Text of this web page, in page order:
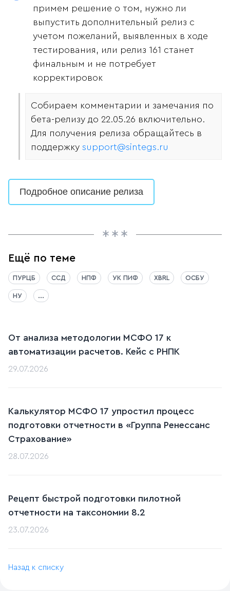
примем решение о том, нужно ли
выпустить дополнительный релиз с
учетом пожеланий, выявленных в ходе
тестирования, или релиз 161 станет
финальным и не потребует
корректировок
Собираем комментарии и замечания по
бета-релизу до 22.05.26 включительно.
Для получения релиза обращайтесь в
поддержку support@sintegs.ru
Подробное описание релиза
Ещё по теме
ПУРЦБ ССД НПФ УК ПИФ XBRL ОСБУ
НУ ...
От анализа методологии МСФО 17 к
автоматизации расчетов. Кейс c РНПК
29.07.2026
Калькулятор МСФО 17 упростил процесс
подготовки отчетности в «Группа Ренессанс
Страхование»
28.07.2026
Рецепт быстрой подготовки пилотной
отчетности на таксономии 8.2
23.07.2026
Назад к списку